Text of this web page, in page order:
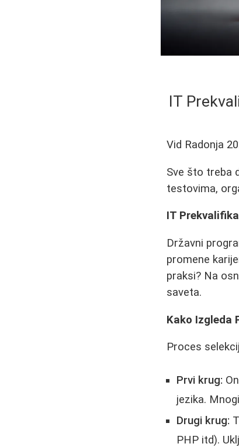
IT
Vid Radonja
Sve što treba
testovima,
IT
Državni
promene
praksi? Na
saveta.
Kako Izgleda
Proces
Prvi krug:
jezika.
Drugi krug:
PHP itd).